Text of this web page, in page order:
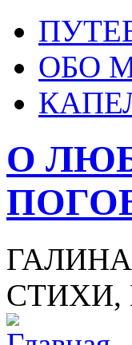
ОБО
О
СТИХИ,